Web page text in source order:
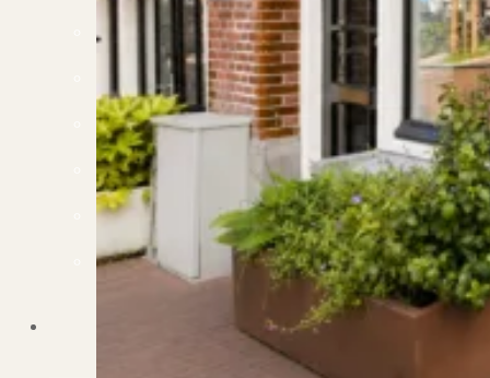
Voldoe aan alle wettelijke eisen
Stille Verkoop
Verkoop jouw huis discreet..
Nieuwbouw verkopen
Vraagt om specialistische kennis...
Verhuren
Verhuur uw woning via ons netwerk
Verhuur & Beheer
Huurwoningen én beheer op maat
Verbouwen
Wil jij jouw huis renoveren? Geen probleem!
Alle diensten
Bekijk het overzicht van alle diensten..